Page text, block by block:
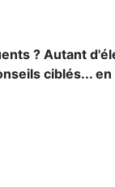
? Autant
ciblés...